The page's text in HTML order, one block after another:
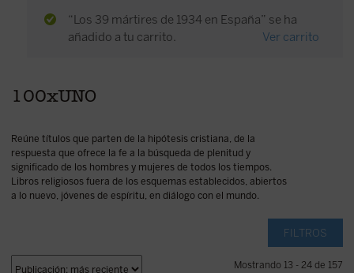
“Los 39 mártires de 1934 en España” se ha
añadido a tu carrito.
Ver carrito
100xUNO
Reúne títulos que parten de la hipótesis cristiana, de la
respuesta que ofrece la fe a la búsqueda de plenitud y
significado de los hombres y mujeres de todos los tiempos.
Libros religiosos fuera de los esquemas establecidos, abiertos
a lo nuevo, jóvenes de espíritu, en diálogo con el mundo.
FILTROS
Mostrando 13 - 24 de 157